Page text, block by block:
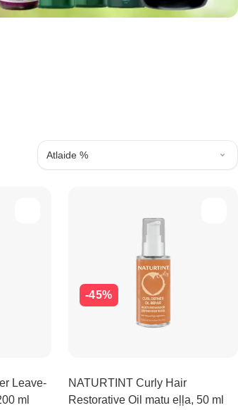
Atlaide %
Leave-
ml
-45%
NATURTINT Curly Hair
Restorative Oil matu eļļa, 50 ml